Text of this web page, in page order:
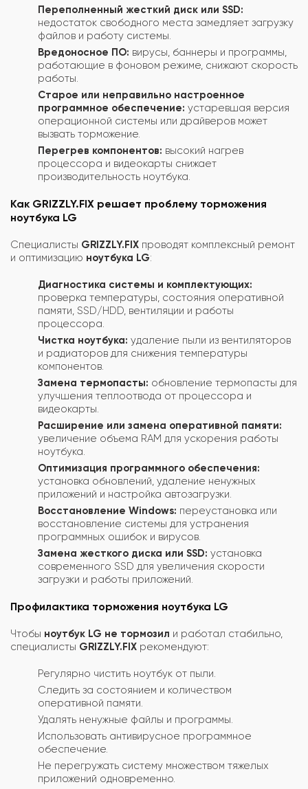
Переполненный жесткий диск или SSD:
недостаток свободного места замедляет загрузку
файлов и работу системы.
Вредоносное ПО: вирусы, баннеры и программы,
работающие в фоновом режиме, снижают скорость
работы.
Старое или неправильно настроенное
программное обеспечение: устаревшая версия
операционной системы или драйверов может
вызвать торможение.
Перегрев компонентов: высокий нагрев
процессора и видеокарты снижает
производительность ноутбука.
Как GRIZZLY.FIX решает проблему торможения
ноутбука LG
Специалисты GRIZZLY.FIX проводят комплексный ремонт
и оптимизацию ноутбука LG:
Диагностика системы и комплектующих:
проверка температуры, состояния оперативной
памяти, SSD/HDD, вентиляции и работы
процессора.
Чистка ноутбука: удаление пыли из вентиляторов
и радиаторов для снижения температуры
компонентов.
Замена термопасты: обновление термопасты для
улучшения теплоотвода от процессора и
видеокарты.
Расширение или замена оперативной памяти:
увеличение объема RAM для ускорения работы
ноутбука.
Оптимизация программного обеспечения:
установка обновлений, удаление ненужных
приложений и настройка автозагрузки.
Восстановление Windows: переустановка или
восстановление системы для устранения
программных ошибок и вирусов.
Замена жесткого диска или SSD: установка
современного SSD для увеличения скорости
загрузки и работы приложений.
Профилактика торможения ноутбука LG
Чтобы ноутбук LG не тормозил и работал стабильно,
специалисты GRIZZLY.FIX рекомендуют:
Регулярно чистить ноутбук от пыли.
Следить за состоянием и количеством
оперативной памяти.
Удалять ненужные файлы и программы.
Использовать антивирусное программное
обеспечение.
Не перегружать систему множеством тяжелых
приложений одновременно.